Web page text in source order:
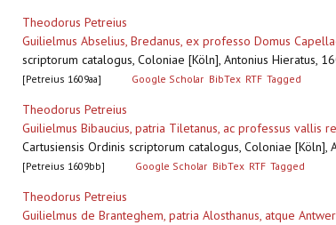
Theodorus Petreius
Guilielmus Abselius, Bredanus, ex professo Domus
scriptorum catalogus, Coloniae [Köln], Antonius Hieratus,
[Petreius 1609aa] Google Scholar BibTex RTF Tagged
Theodorus Petreius
Guilielmus Bibaucius, patria Tiletanus, ac professus vallis
Cartusiensis Ordinis scriptorum catalogus, Coloniae [Köln],
[Petreius 1609bb] Google Scholar BibTex RTF Tagged
Theodorus Petreius
Guilielmus de Branteghem, patria Alosthanus, atque